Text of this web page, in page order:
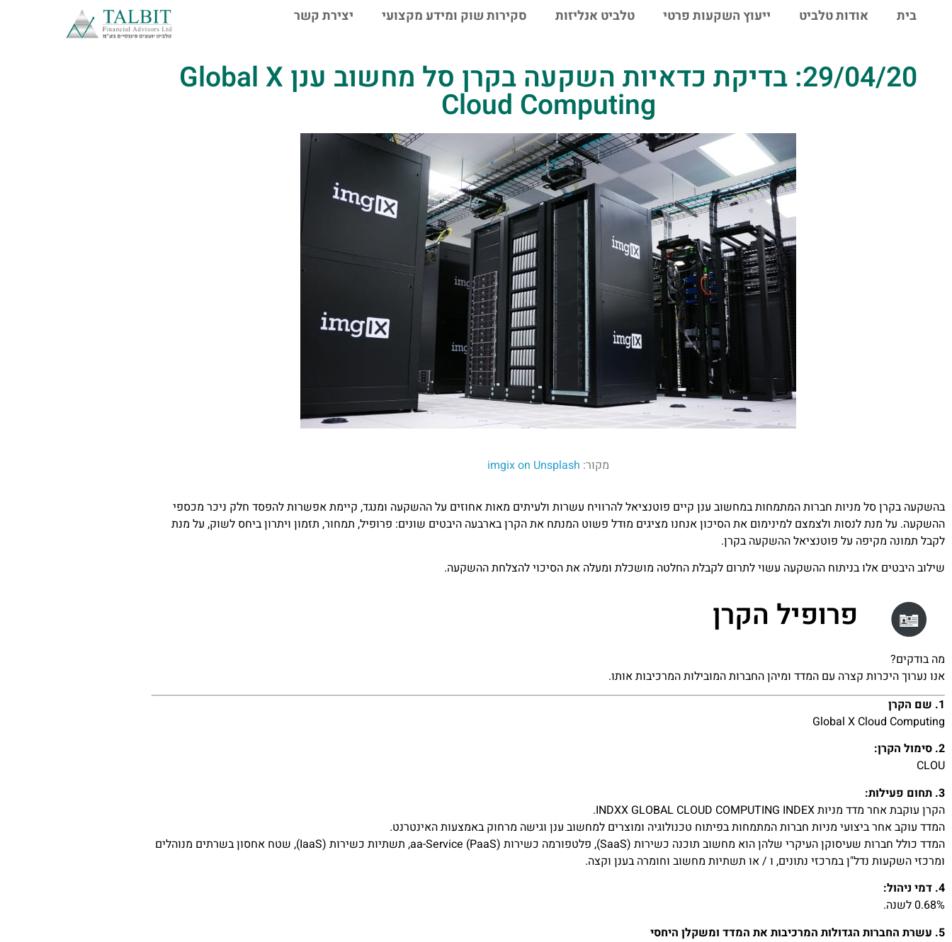
בית אודות טלביט ייעוץ השקעות פרטי טלביט אנליזות סקירות שוק ומידע מקצועי יצירת קשר
29/04/20: בדיקת כדאיות השקעה בקרן סל מחשוב ענן Global X
Cloud Computing
מקור: imgix on Unsplash
בהשקעה בקרן סל מניות חברות המתמחות במחשוב ענן קיים פוטנציאל להרוויח עשרות ולעיתים מאות אחוזים על ההשקעה ומנגד, קיימת אפשרות להפסד חלק ניכר מכספי
ההשקעה. על מנת לנסות ולצמצם למינימום את הסיכון אנחנו מציגים מודל פשוט המנתח את הקרן בארבעה היבטים שונים: פרופיל, תמחור, תזמון ויתרון ביחס לשוק, על מנת
לקבל תמונה מקיפה על פוטנציאל ההשקעה בקרן.
שילוב היבטים אלו בניתוח ההשקעה עשוי לתרום לקבלת החלטה מושכלת ומעלה את הסיכוי להצלחת ההשקעה.
פרופיל הקרן
מה בודקים?
אנו נערוך היכרות קצרה עם המדד ומיהן החברות המובילות המרכיבות אותו.
1. שם הקרן
Global X Cloud Computing
2. סימול הקרן:
CLOU
3. תחום פעילות:
הקרן עוקבת אחר מדד מניות INDXX GLOBAL CLOUD COMPUTING INDEX.
המדד עוקב אחר ביצועי מניות חברות המתמחות בפיתוח טכנולוגיה ומוצרים למחשוב ענן וגישה מרחוק באמצעות האינטרנט.
המדד כולל חברות שעיסוקן העיקרי שלהן הוא מחשוב תוכנה כשירות (SaaS), פלטפורמה כשירות aa-Service (PaaS), תשתיות כשירות (IaaS), שטח אחסון בשרתים מנוהלים
ומרכזי השקעות נדל"ן במרכזי נתונים, ו / או תשתיות מחשוב וחומרה בענן וקצה.
4. דמי ניהול:
0.68% לשנה.
5. עשרת החברות הגדולות המרכיבות את המדד ומשקלן היחסי